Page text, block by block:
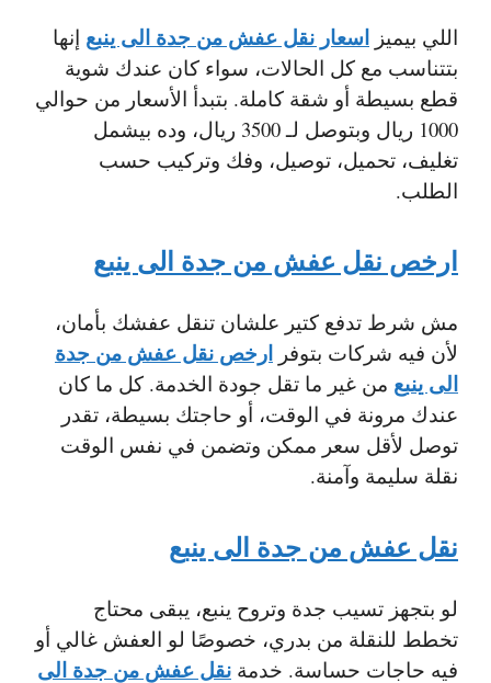
اللي بيميز اسعار نقل عفش من جدة الى ينبع إنها
بتتناسب مع كل الحالات، سواء كان عندك شوية
قطع بسيطة أو شقة كاملة. بتبدأ الأسعار من حوالي
1000 ريال وبتوصل لـ 3500 ريال، وده بيشمل
تغليف، تحميل، توصيل، وفك وتركيب حسب
الطلب.
ارخص نقل عفش من جدة الى ينبع
مش شرط تدفع كتير علشان تنقل عفشك بأمان،
لأن فيه شركات بتوفر ارخص نقل عفش من جدة
الى ينبع من غير ما تقل جودة الخدمة. كل ما كان
عندك مرونة في الوقت، أو حاجتك بسيطة، تقدر
توصل لأقل سعر ممكن وتضمن في نفس الوقت
نقلة سليمة وآمنة.
نقل عفش من جدة الى ينبع
لو بتجهز تسيب جدة وتروح ينبع، يبقى محتاج
تخطط للنقلة من بدري، خصوصًا لو العفش غالي أو
فيه حاجات حساسة. خدمة نقل عفش من جدة الى